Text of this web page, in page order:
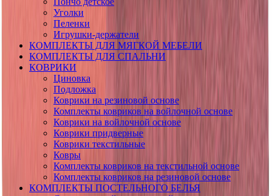
Уголки
Пеленки
Игрушки-держатели
КОМПЛЕКТЫ ДЛЯ МЯГКОЙ МЕБЕЛИ
КОМПЛЕКТЫ ДЛЯ СПАЛЬНИ
КОВРИКИ
Циновка
Подложка
Коврики на резиновой основе
Комплекты ковриков на войлочной основе
Коврики на войлочной основе
Коврики придверные
Коврики текстильные
Ковры
Комплекты ковриков на текстильной основе
Комплекты ковриков на резиновой основе
КОМПЛЕКТЫ ПОСТЕЛЬНОГО БЕЛЬЯ